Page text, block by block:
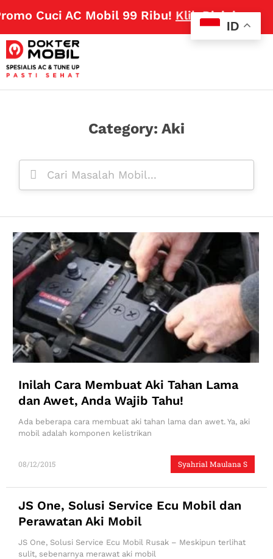
Cuci AC Mobil 99 Ribu!Klik Disini
Category: Aki
Inilah Cara Membuat Aki Tahan Lama
dan Awet, Anda Wajib Tahu!
Syahrial Maulana S
08/12/2015
Ada beberapa cara membuat aki tahan lama dan awet. Ya, aki
mobil adalah komponen kelistrikan
JS One, Solusi Service Ecu Mobil dan
Perawatan Aki Mobil
JS One, Solusi Service Ecu Mobil Rusak – Meskipun terlihat
sulit, sebenarnya merawat aki mobil
ID